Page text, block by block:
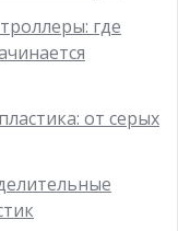
где
от серых